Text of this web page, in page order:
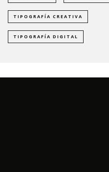
TIPOGRAFÍA CREATIVA
TIPOGRAFÍA DIGITAL